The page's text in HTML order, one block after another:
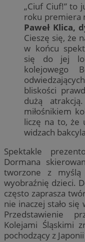
„Ciuf Ciuf!” to
roku premiera
Paweł Klica,
Cieszę się, że
w końcu
się do jej
kolejowego
bliskości
dużą
miłośnikiem
liczę na to, że
widzach
Spektakle
Dormana
tworzone z
wyobraźnię dzieci.
często zaprasza
nie inaczej stało się
Przedstawienie
Kolejami Śląskimi
pochodzący z